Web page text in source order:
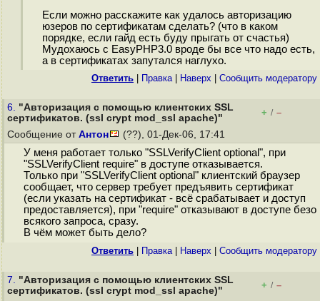
Если можно расскажите как удалось авторизацию
юзеров по сертификатам сделать? (что в каком
порядке, если гайд есть буду прыгать от счастья)
Мудохаюсь с EasyPHP3.0 вроде бы все что надо есть,
а в сертификатах запутался наглухо.
Ответить Правка| Наверх Cообщить модератору
6. "Авторизация с помощью клиентских SSL
сертификатов. (ssl crypt mod_ssl apache)"
+ / –
Сообщение от Антон (??), 01-Дек-06, 17:41
У меня работает только "SSLVerifyClient optional", при
"SSLVerifyClient require" в доступе отказывается.
Только при "SSLVerifyClient optional" клиентский браузер
сообщает, что сервер требует предъявить сертификат
(если указать на сертификат - всё срабатывает и доступ
предоставляется), при "require" отказывают в доступе безо
всякого запроса, сразу.
В чём может быть дело?
Ответить Правка| Наверх Cообщить модератору
7. "Авторизация с помощью клиентских SSL
сертификатов. (ssl crypt mod_ssl apache)"
+ / –